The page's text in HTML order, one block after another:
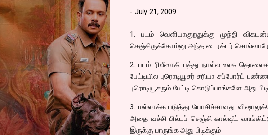
- July 21, 2009
1. படம் வெளியாகுறதுக்கு முந்தி
செஞ்சிருக்கோம்னு அந்த டைரக்டர் சொல்வாரே
2. படம் ரிலீஸாகி பத்து நாள்ல உலக
பேட்டியில புரொடியூசர் சரியா சப்போர்ட்
புரொடியூசரும் பேட்டி கொடுப்பாங்களே அது
3. மல்லாக்க படுத்து யோசிச்சாவது
அதை வச்சி பில்டப் செஞ்சி கால்ஷீட்
இருக்கு பாருங்க அது பிடிக்கும்